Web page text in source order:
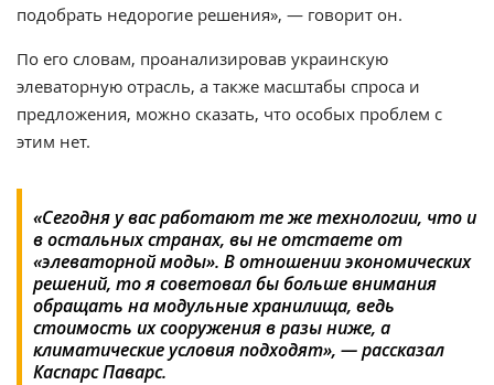
подобрать недорогие решения», — говорит он.
По его словам, проанализировав украинскую
элеваторную отрасль, а также масштабы спроса и
предложения, можно сказать, что особых проблем с
этим нет.
«Сегодня у вас работают те же технологии, что и
в остальных странах, вы не отстаете от
«элеваторной моды». В отношении экономических
решений, то я советовал бы больше внимания
обращать на модульные хранилища, ведь
стоимость их сооружения в разы ниже, а
климатические условия подходят», — рассказал
Каспарс Паварс.